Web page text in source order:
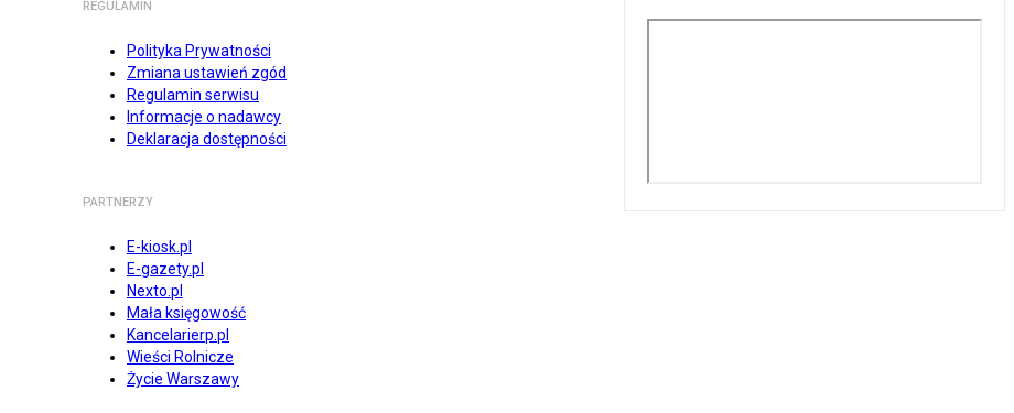
REGULAMIN
Polityka Prywatności
Zmiana ustawień zgód
Regulamin serwisu
Informacje o nadawcy
Deklaracja dostępności
PARTNERZY
E-kiosk.pl
E-gazety.pl
Nexto.pl
Mała księgowość
Kancelarierp.pl
Wieści Rolnicze
Życie Warszawy